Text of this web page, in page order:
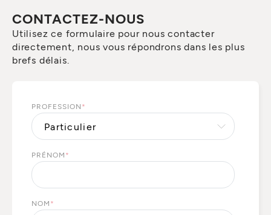
CONTACTEZ-NOUS
Utilisez ce formulaire pour nous contacter
directement, nous vous répondrons dans les plus
brefs délais.
PROFESSION *
PRÉNOM *
NOM *